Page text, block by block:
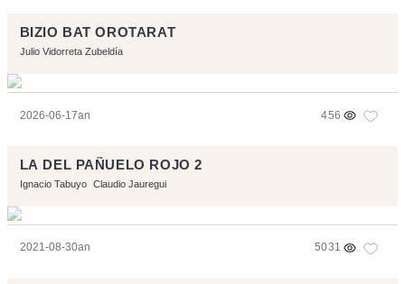
BIZIO BAT OROTARAT
Julio Vidorreta Zubeldía
2026-06-17an 456
LA DEL PAÑUELO ROJO 2
Ignacio Tabuyo Claudio Jauregui
2021-08-30an 5031